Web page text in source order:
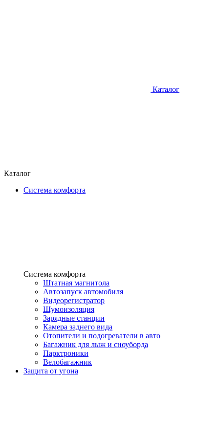
Каталог
Каталог
Система комфорта
Система комфорта
Штатная магнитола
Автозапуск автомобиля
Видеорегистратор
Шумоизоляция
Зарядные станции
Камера заднего вида
Отопители и подогреватели в авто
Багажник для лыж и сноуборда
Парктроники
Велобагажник
Защита от угона